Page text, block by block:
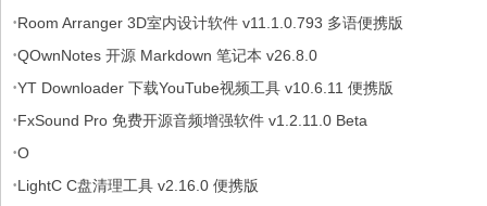
·Room Arranger 3D室内设计软件 v11.1.0.793 多语便携版
·QOwnNotes 开源 Markdown 笔记本 v26.8.0
·YT Downloader 下载YouTube视频工具 v10.6.11 便携版
·FxSound Pro 免费开源音频增强软件 v1.2.11.0 Beta
·O
·LightC C盘清理工具 v2.16.0 便携版